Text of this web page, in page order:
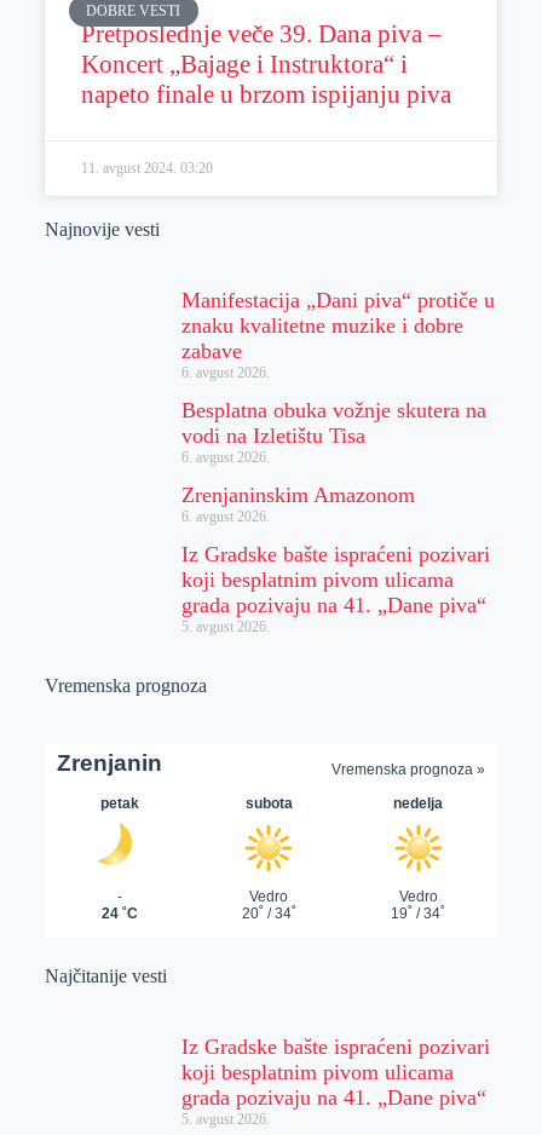
DOBRE VESTI
Pretposlednje veče 39. Dana piva –
Koncert „Bajage i Instruktora“ i
napeto finale u brzom ispijanju piva
11. avgust 2024. 03:20
Najnovije vesti
Manifestacija „Dani piva“ protiče u
znaku kvalitetne muzike i dobre
zabave
6. avgust 2026.
Besplatna obuka vožnje skutera na
vodi na Izletištu Tisa
6. avgust 2026.
Zrenjaninskim Amazonom
6. avgust 2026.
Iz Gradske bašte ispraćeni pozivari
koji besplatnim pivom ulicama
grada pozivaju na 41. „Dane piva“
5. avgust 2026.
Vremenska prognoza
Najčitanije vesti
Iz Gradske bašte ispraćeni pozivari
koji besplatnim pivom ulicama
grada pozivaju na 41. „Dane piva“
5. avgust 2026.